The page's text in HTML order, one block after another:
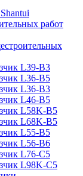
работ
L39-B3
L36-B5
L36-B3
L46-B5
L58K-B5
L68K-B5
L55-B5
L56-B6
L76-С5
L98K-C5